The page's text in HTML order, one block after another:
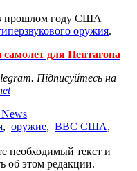
прошлом году США
оружия.
самолет для Пентагона
Підписуйтесь на
, оружие, ВВС США,
необходимый текст и
об этом редакции.